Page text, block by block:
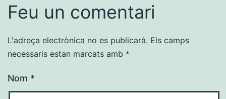
Feu un comentari
L'adreça electrònica no es publicarà. Els camps
necessaris estan marcats amb *
Nom *